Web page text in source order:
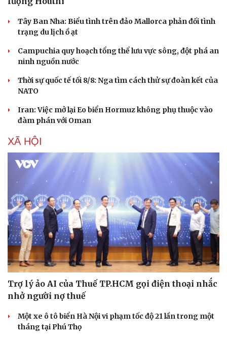
Tây Ban Nha: Biểu tình trên đảo Mallorca phản đối tình
trạng du lịch ồ ạt
Campuchia quy hoạch tổng thể lưu vực sông, đột phá an
ninh nguồn nước
Thời sự quốc tế tối 8/8: Nga tìm cách thử sự đoàn kết của
NATO
Iran: Việc mở lại Eo biển Hormuz không phụ thuộc vào
đàm phán với Oman
XÃ HỘI
Trợ lý ảo AI của Thuế TP.HCM gọi điện thoại nhắc
nhở người nợ thuế
Một xe ô tô biển Hà Nội vi phạm tốc độ 21 lần trong một
tháng tại Phú Thọ